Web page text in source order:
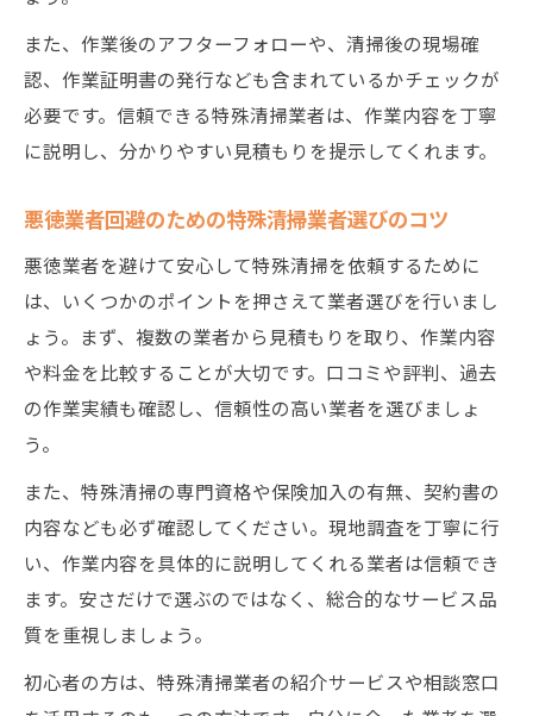
また、作業後のアフターフォローや、清掃後の現場確
認、作業証明書の発行なども含まれているかチェックが
必要です。信頼できる特殊清掃業者は、作業内容を丁寧
に説明し、分かりやすい見積もりを提示してくれます。
悪徳業者回避のための特殊清掃業者選びのコツ
悪徳業者を避けて安心して特殊清掃を依頼するために
は、いくつかのポイントを押さえて業者選びを行いまし
ょう。まず、複数の業者から見積もりを取り、作業内容
や料金を比較することが大切です。口コミや評判、過去
の作業実績も確認し、信頼性の高い業者を選びましょ
う。
また、特殊清掃の専門資格や保険加入の有無、契約書の
内容なども必ず確認してください。現地調査を丁寧に行
い、作業内容を具体的に説明してくれる業者は信頼でき
ます。安さだけで選ぶのではなく、総合的なサービス品
質を重視しましょう。
初心者の方は、特殊清掃業者の紹介サービスや相談窓口